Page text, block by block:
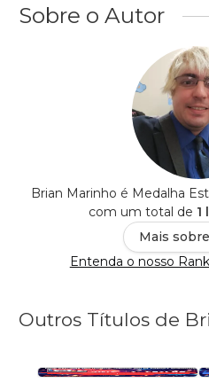
Sobre o Autor
Brian Marinho é Medalha
com um total de 1
Mais
Entenda o nosso
Outros Títulos de